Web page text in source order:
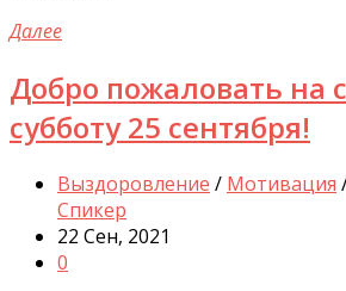
Далее
Добро пожаловать на
субботу 25 сентября!
Выздоровление / Мотивация
Спикер
22 Сен, 2021
0